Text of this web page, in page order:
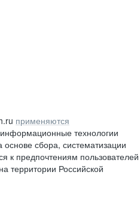
применяются
технологии
сбора, систематизации
к предпочтениям пользователей
территории Российской